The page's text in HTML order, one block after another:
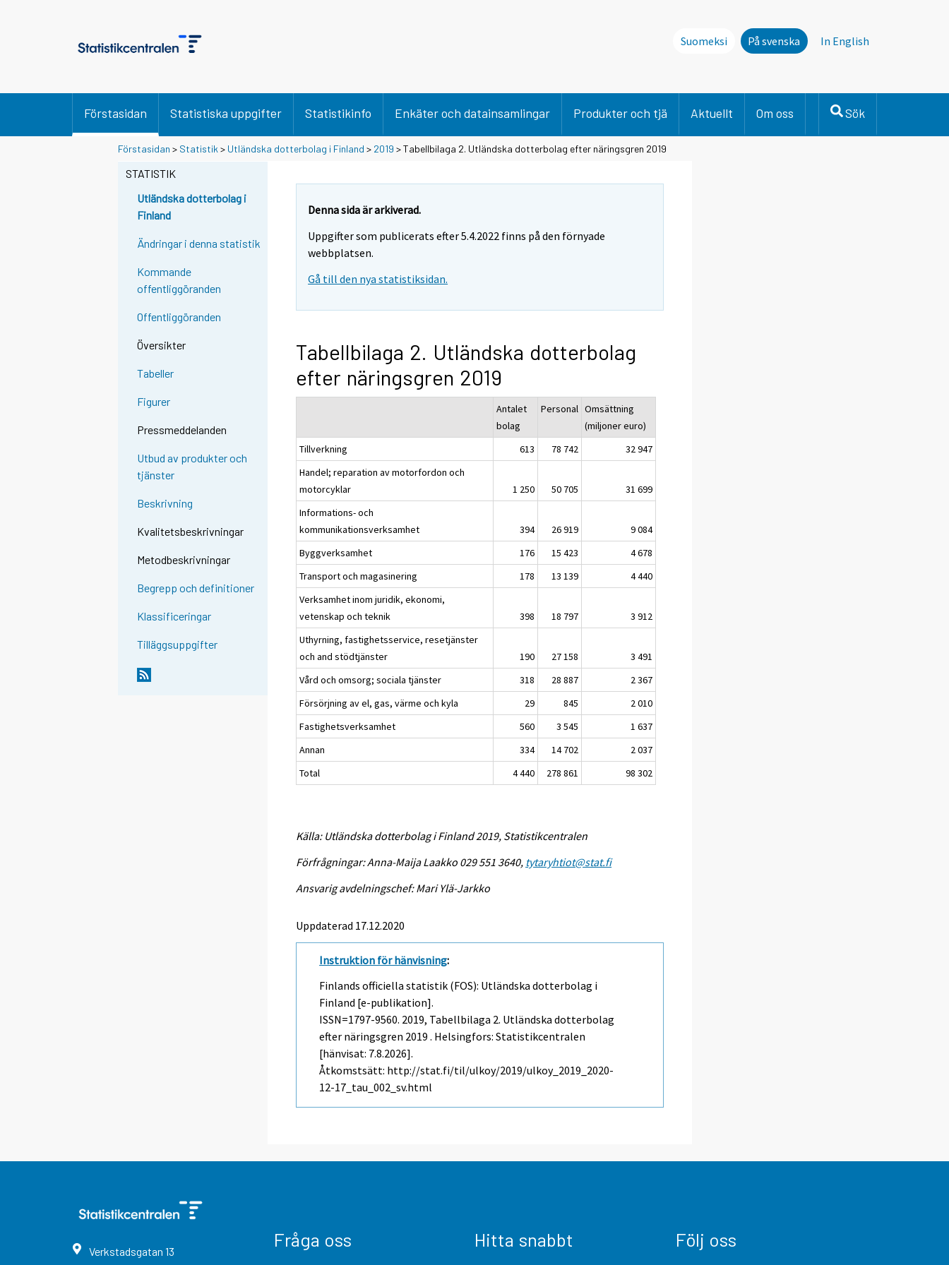
Suomeksi På svenska In English
Förstasidan Statistiska uppgifter Statistikinfo Enkäter och datainsamlingar Produkter och tjä Aktuellt Om oss Sök
Förstasidan > Statistik > Utländska dotterbolag i Finland > 2019 > Tabellbilaga 2. Utländska dotterbolag efter näringsgren 2019
STATISTIK
Utländska dotterbolag i
Finland
Ändringar i denna statistik
Kommande
offentliggöranden
Offentliggöranden
Översikter
Tabeller
Figurer
Pressmeddelanden
Utbud av produkter och
tjänster
Beskrivning
Kvalitetsbeskrivningar
Metodbeskrivningar
Begrepp och definitioner
Klassificeringar
Tilläggsuppgifter
Denna sida är arkiverad.
Uppgifter som publicerats efter 5.4.2022 finns på den förnyade
webbplatsen.
Gå till den nya statistiksidan.
Tabellbilaga 2. Utländska dotterbolag
efter näringsgren 2019
Antalet
bolag
Personal Omsättning
(miljoner euro)
Tillverkning
613 78 742
32 947
Handel; reparation av motorfordon och
motorcyklar
1 250 50 705
31 699
Informations- och
kommunikationsverksamhet
394 26 919
9 084
Byggverksamhet
176 15 423
4 678
Transport och magasinering
178 13 139
4 440
Verksamhet inom juridik, ekonomi,
vetenskap och teknik
398 18 797
3 912
Uthyrning, fastighetsservice, resetjänster
och and stödtjänster
190 27 158
3 491
Vård och omsorg; sociala tjänster
318 28 887
2 367
Försörjning av el, gas, värme och kyla
29 845
2 010
Fastighetsverksamhet
560 3 545
1 637
Annan
334 14 702
2 037
Total
4 440 278 861 98 302
Källa: Utländska dotterbolag i Finland 2019, Statistikcentralen
Förfrågningar: Anna-Maija Laakko 029 551 3640, tytaryhtiot@stat.fi
Ansvarig avdelningschef: Mari Ylä-Jarkko
Uppdaterad 17.12.2020
Instruktion för hänvisning:
Finlands officiella statistik (FOS): Utländska dotterbolag i
Finland [e-publikation].
ISSN=1797-9560. 2019, Tabellbilaga 2. Utländska dotterbolag
efter näringsgren 2019 . Helsingfors: Statistikcentralen
[hänvisat: 7.8.2026].
Åtkomstsätt: http://stat.fi/til/ulkoy/2019/ulkoy_2019_2020-
12-17_tau_002_sv.html
Verkstadsgatan 13
Fråga oss Hitta snabbt Följ oss